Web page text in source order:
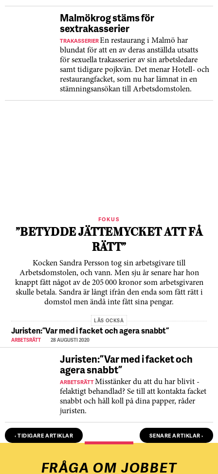
Malmökrog stäms för
sextrakasserier
TRAKASSERIEREn restaurang i Malmö har
blundat för att en av deras anställda utsatts
för sexuella trakasserier av sin arbetsledare
samt tidigare pojkvän. Det menar Hotell- och
restaurangfacket, som nu har lämnat in en
stämningsansökan till Arbetsdomstolen.
FOKUS
”BETYDDE JÄTTEMYCKET ATT FÅ
RÄTT”
Kocken Sandra Persson tog sin arbetsgivare till
Arbetsdomstolen, och vann. Men sju år senare har hon
knappt fått något av de 205 000 kronor som arbetsgivaren
skulle betala. Sandra är långt ifrån den enda som fått rätt i
domstol men ändå inte fått sina pengar.
LÄS OCKSÅ
Juristen: ”Var med i facket och agera snabbt”
ARBETSRÄTT 28 AUGUSTI 2020
Juristen: ”Var med i facket och
agera snabbt”
ARBETSRÄTTMisstänker du att du har blivit ­
felaktigt behandlad? Se till att kontakta facket
snabbt och håll koll på dina papper, råder
juristen.
‹ TIDIGARE ARTIKLAR SENARE ARTIKLAR ›
FRÅGA OM JOBBET